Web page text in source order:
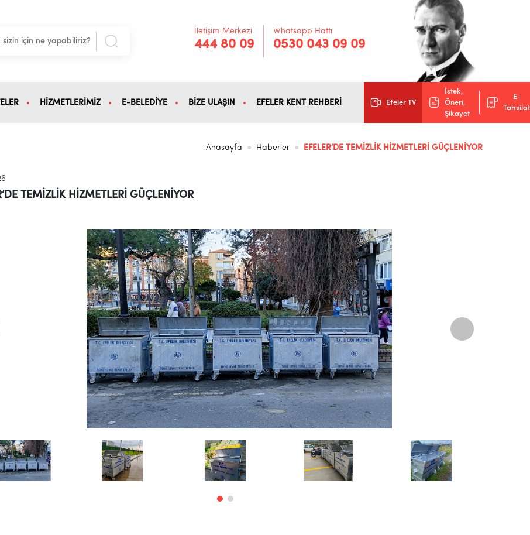
İletişim Merkezi
444 80 09
Whatsapp Hattı
0530 043 09 09
HİZMETLERİMİZ E-BELEDİYE BİZE ULAŞIN EFELER KENT REHBERİ Efeler TV
İstek,
Öneri,
Şikayet
E-
Tahsilat
Anasayfa Haberler EFELER’DE TEMİZLİK HİZMETLERİ GÜÇLENİYOR
TEMİZLİK HİZMETLERİ GÜÇLENİYOR